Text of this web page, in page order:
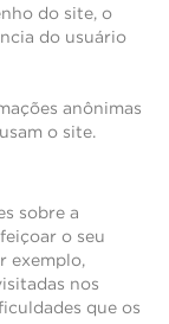
do site, o
do usuário
anônimas
o site.
sobre a
o seu
exemplo,
nos
que os